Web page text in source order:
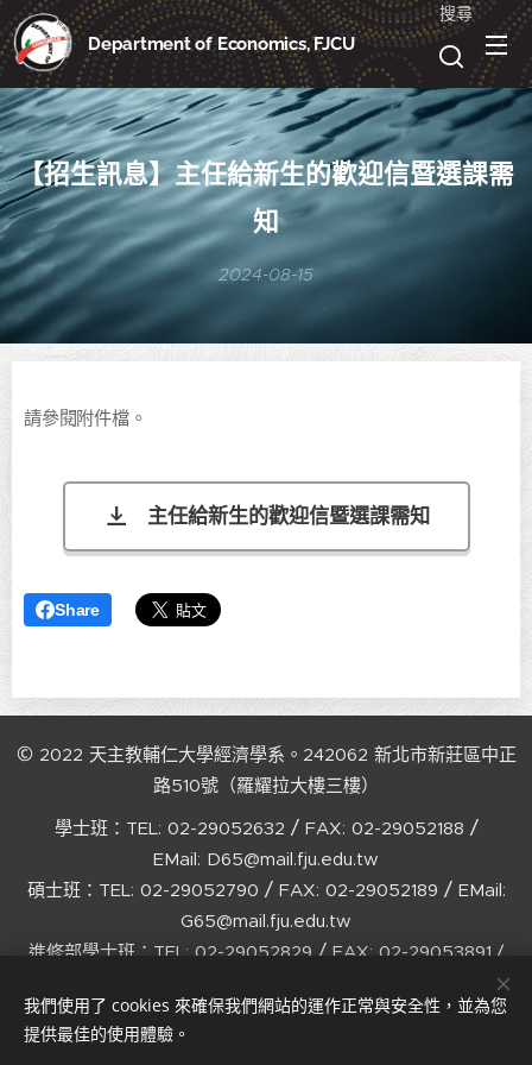
Department of Economics, FJCU
搜尋
【招生訊息】主任給新生的歡迎信暨選課需
知
2024-08-15
請參閱附件檔。
主任給新生的歡迎信暨選課需知
Share
© 2022 天主教輔仁大學經濟學系。242062 新北市新莊區中正
路510號（羅耀拉大樓三樓）
學士班：TEL: 02-29052632 / FAX: 02-29052188 /
EMail: D65@mail.fju.edu.tw
碩士班：TEL: 02-29052790 / FAX: 02-29052189 / EMail:
G65@mail.fju.edu.tw
進修部學士班：TEL: 02-29052829 / FAX: 02-29053891 /
Designed
我們使用了 cookies 來確保我們網站的運作正常與安全性，並為您
提供最佳的使用體驗。